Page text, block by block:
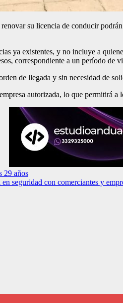
su licencia de conducir
ya existentes, y no incluye a
correspondiente a un período de
de llegada y sin necesidad de
autorizada, lo que permitirá
29 años
seguridad con comerciantes y